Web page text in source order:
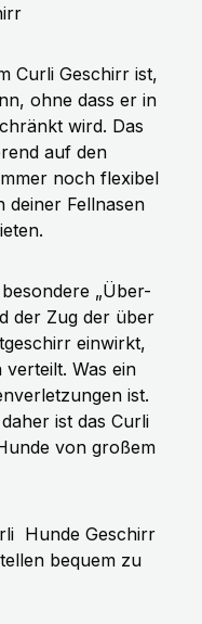
Curli Geschirr ist,
ohne dass er in
wird. Das
auf den
noch flexibel
deiner Fellnasen
„Über-
der Zug der über
einwirkt,
Was ein
ist.
ist das Curli
von großem
Hunde Geschirr
bequem zu